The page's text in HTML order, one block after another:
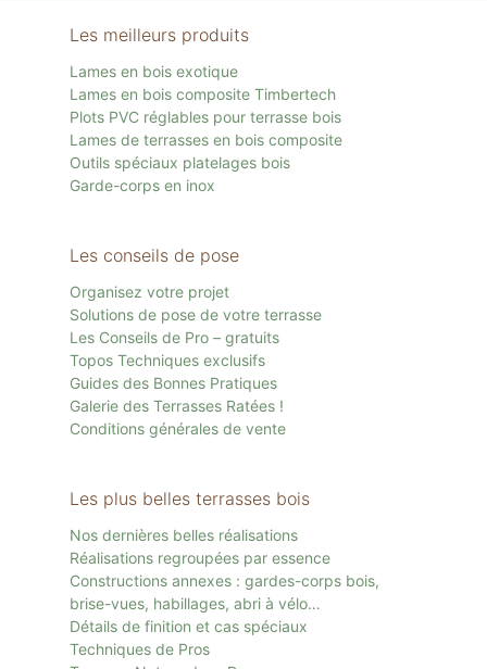
Les meilleurs produits
Lames en bois exotique
Lames en bois composite Timbertech
Plots PVC réglables pour terrasse bois
Lames de terrasses en bois composite
Outils spéciaux platelages bois
Garde-corps en inox
Les conseils de pose
Organisez votre projet
Solutions de pose de votre terrasse
Les Conseils de Pro – gratuits
Topos Techniques exclusifs
Guides des Bonnes Pratiques
Galerie des Terrasses Ratées !
Conditions générales de vente
Les plus belles terrasses bois
Nos dernières belles réalisations
Réalisations regroupées par essence
Constructions annexes : gardes-corps bois,
brise-vues, habillages, abri à vélo…
Détails de finition et cas spéciaux
Techniques de Pros